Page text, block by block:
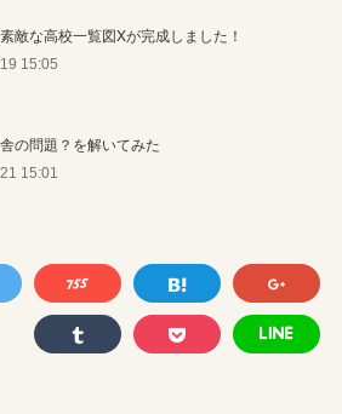
敵な高校一覧図Xが完成しました！
15:05
の問題？を解いてみた
15:01